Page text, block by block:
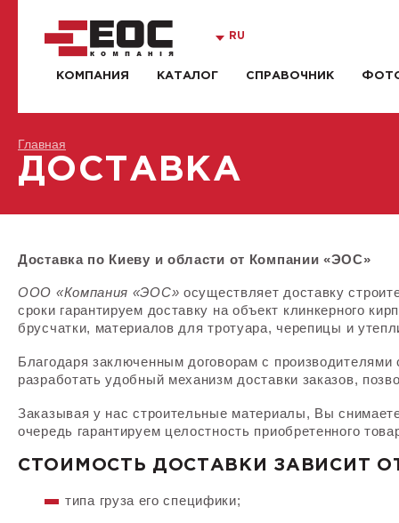
RU
КОМПАНИЯ КАТАЛОГ СПРАВОЧНИК
Главная
ДОСТАВКА
Доставка по Киеву и области от Компании «ЭОС»
ООО «Компания «ЭОС» осуществляет доставку
сроки гарантируем доставку на объект клинкерного
брусчатки, материалов для тротуара, черепицы и
Благодаря заключенным договорам с
разработать удобный механизм доставки заказов,
Заказывая у нас строительные материалы, Вы
очередь гарантируем целостность приобретенного
СТОИМОСТЬ ДОСТАВКИ ЗАВИСИТ
типа груза его специфики;